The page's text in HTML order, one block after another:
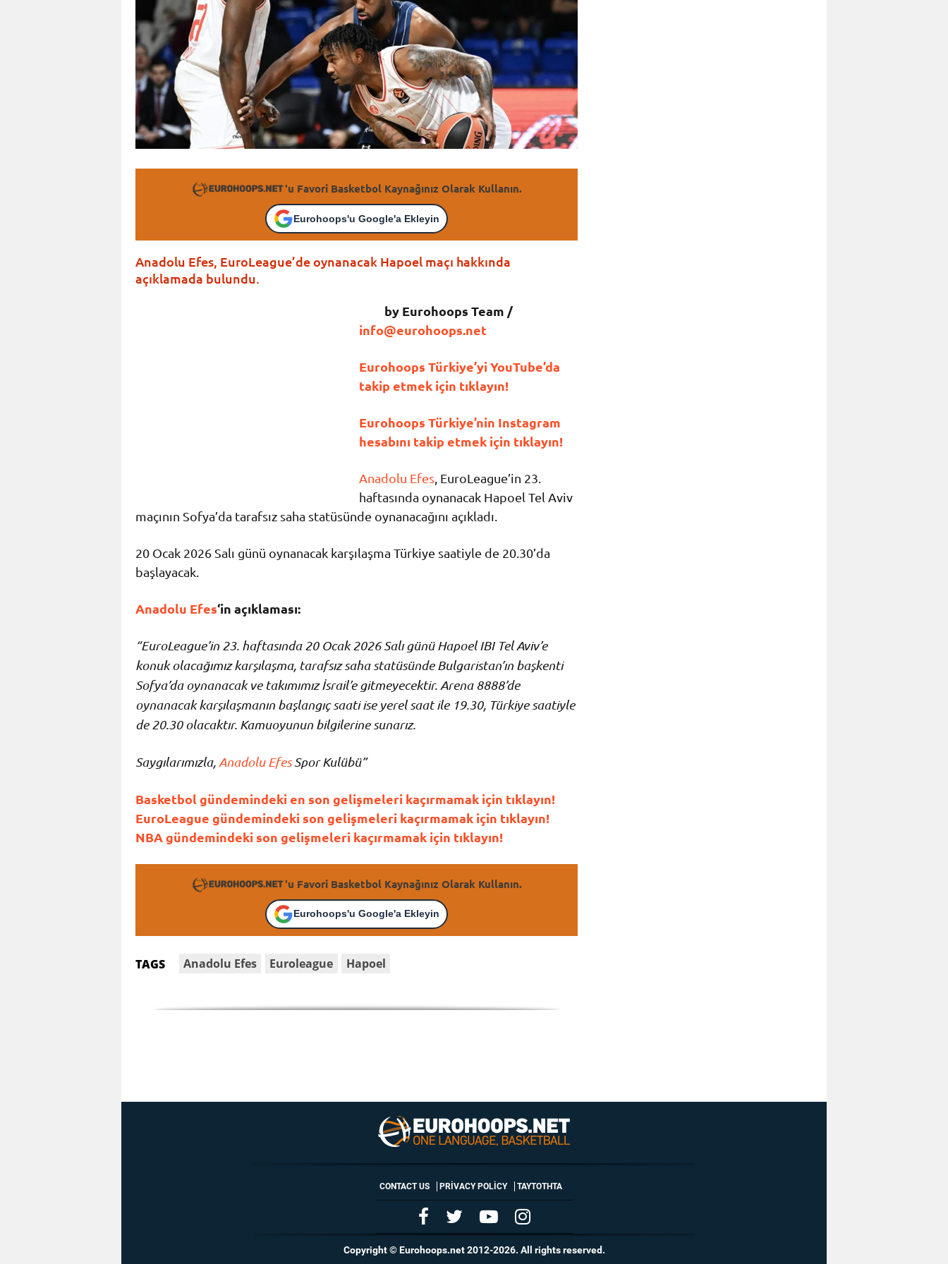
'u Favori Basketbol Kaynağınız Olarak Kullanın.
Eurohoops'u Google'a Ekleyin
Anadolu Efes, EuroLeague’de oynanacak Hapoel maçı hakkında
açıklamada bulundu.
by Eurohoops Team /
info@eurohoops.net
Eurohoops Türkiye’yi YouTube’da
takip etmek için tıklayın!
Eurohoops Türkiye’nin Instagram
hesabını takip etmek için tıklayın!
Anadolu Efes, EuroLeague’in 23.
haftasında oynanacak Hapoel Tel Aviv
maçının Sofya’da tarafsız saha statüsünde oynanacağını açıkladı.
20 Ocak 2026 Salı günü oynanacak karşılaşma Türkiye saatiyle de 20.30’da
başlayacak.
Anadolu Efes‘in açıklaması:
“EuroLeague’in 23. haftasında 20 Ocak 2026 Salı günü Hapoel IBI Tel Aviv’e
konuk olacağımız karşılaşma, tarafsız saha statüsünde Bulgaristan’ın başkenti
Sofya’da oynanacak ve takımımız İsrail’e gitmeyecektir. Arena 8888’de
oynanacak karşılaşmanın başlangıç saati ise yerel saat ile 19.30, Türkiye saatiyle
de 20.30 olacaktır. Kamuoyunun bilgilerine sunarız.
Saygılarımızla, Anadolu EfesSpor Kulübü”
Basketbol gündemindeki en son gelişmeleri kaçırmamak için tıklayın!
EuroLeague gündemindeki son gelişmeleri kaçırmamak için tıklayın!
NBA gündemindeki son gelişmeleri kaçırmamak için tıklayın!
'u Favori Basketbol Kaynağınız Olarak Kullanın.
Eurohoops'u Google'a Ekleyin
TAGS Anadolu Efes Euroleague Hapoel
CONTACT US PRIVACY POLICY ΤΑΥΤΟΤΗΤΑ
Copyright © Eurohoops.net 2012-2026. All rights reserved.